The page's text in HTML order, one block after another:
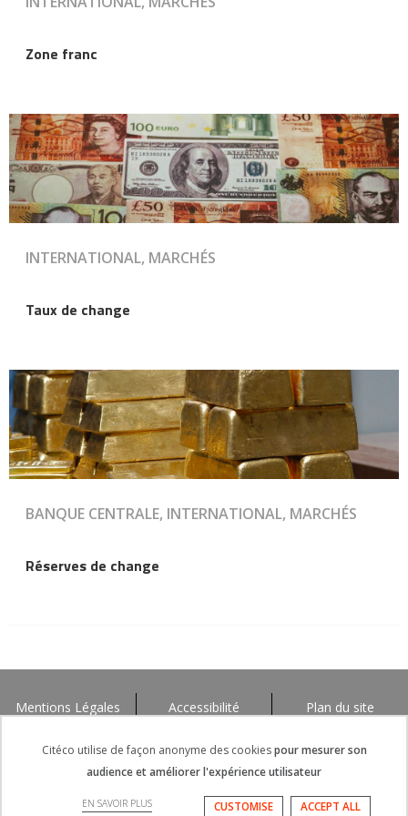
Zone franc
INTERNATIONAL, MARCHÉS
Taux de change
BANQUE CENTRALE, INTERNATIONAL, MARCHÉS
Réserves de change
Mentions Légales Accessibilité Plan du site
Citéco utilise de façon anonyme des cookiespour mesurer son
audience et améliorer l'expérience utilisateur
EN SAVOIR PLUS ACCEPT ALL
CUSTOMISE